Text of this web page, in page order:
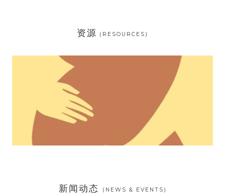
资源 (RESOURCES)
新闻动态 (NEWS & EVENTS)